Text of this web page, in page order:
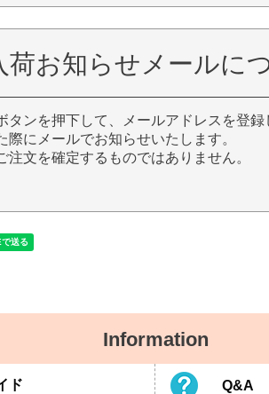
荷お知らせメールに
タンを押下して、メールアドレスを登
際にメールでお知らせいたします。
注文を確定するものではありません。
Information
ド Q&A